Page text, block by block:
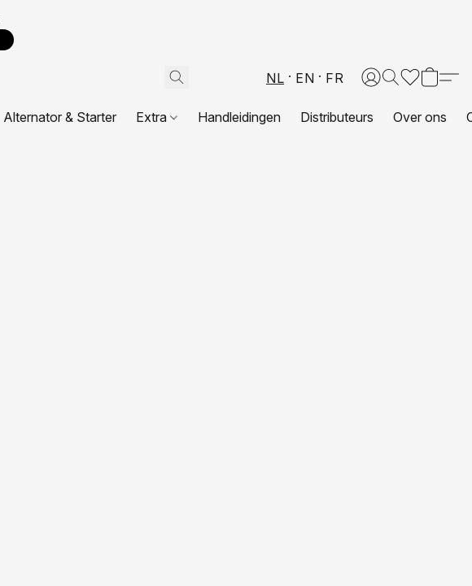
NL EN FR
Alternator & Starter Extra Handleidingen Distributeurs Over ons